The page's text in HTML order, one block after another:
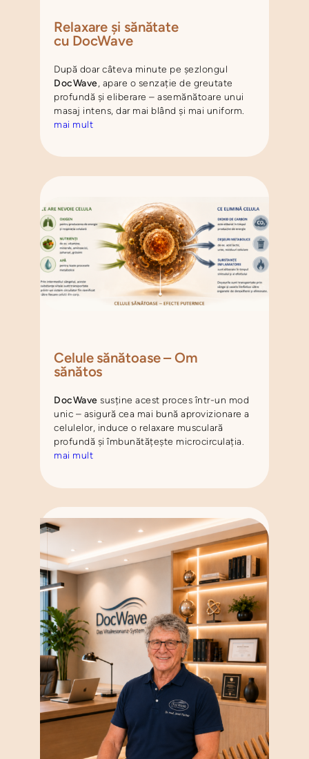
Relaxare și sănătate
cu DocWave
După doar câteva minute pe șezlongul
DocWave, apare o senzație de greutate
profundă și eliberare – asemănătoare unui
masaj intens, dar mai blând și mai uniform.
mai mult
Celule sănătoase – Om
sănătos
DocWave susține acest proces într-un mod
unic – asigură cea mai bună aprovizionare a
celulelor, induce o relaxare musculară
profundă și îmbunătățește microcirculația.
mai mult